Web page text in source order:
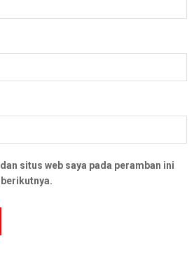
situs web saya pada peramban ini